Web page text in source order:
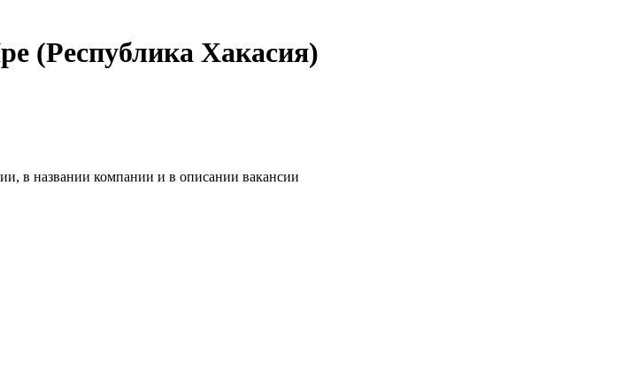
(Республика Хакасия)
в названии компании и в описании вакансии